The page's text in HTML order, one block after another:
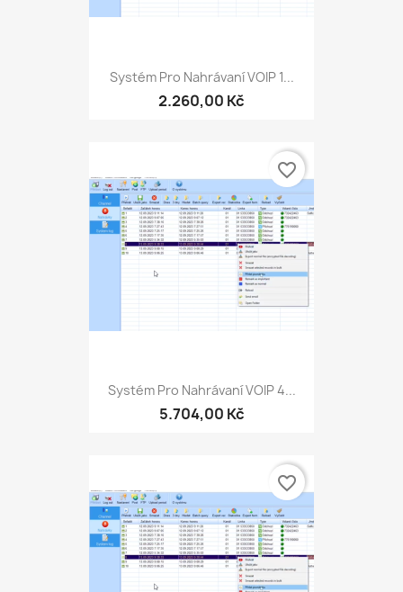
Systém Pro Nahrávaní VOIP 1...
2.260,00 Kč
Systém Pro Nahrávaní VOIP 4...
5.704,00 Kč
favorite_border
favorite_border